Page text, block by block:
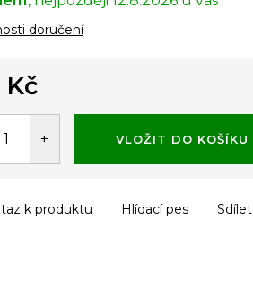
doručení
Kč
VLOŽIT DO KOŠÍKU
k produktu Hlídací pes Sdílet